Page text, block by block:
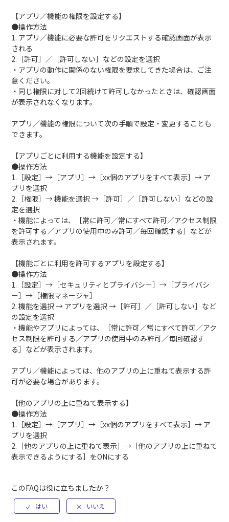
【アプリ／機能の権限を設定する】
●操作方法
1. アプリ／機能に必要な許可をリクエストする確認画面が表示
される
2.［許可］／［許可しない］などの設定を選択
・アプリの動作に関係のない権限を要求してきた場合は、ご注
意ください。
・同じ権限に対して2回続けて許可しなかったときは、確認画面
が表示されなくなります。
アプリ／機能の権限について次の手順で設定・変更することも
できます。
【アプリごとに利用する機能を設定する】
●操作方法
1.［設定］→［アプリ］→［xx個のアプリをすべて表示］→ ア
プリを選択
2.［権限］→ 機能を選択 →［許可］／［許可しない］などの設
定を選択
・機能によっては、［常に許可／常にすべて許可／アクセス制限
を許可する／アプリの使用中のみ許可／毎回確認する］などが
表示されます。
【機能ごとに利用を許可するアプリを設定する】
●操作方法
1.［設定］→［セキュリティとプライバシー］→［プライバシ
ー］→［権限マネージャ］
2. 機能を選択 → アプリを選択 →［許可］／［許可しない］など
の設定を選択
・機能やアプリによっては、［常に許可／常にすべて許可／アク
セス制限を許可する／アプリの使用中のみ許可／毎回確認す
る］などが表示されます。
アプリ／機能によっては、他のアプリの上に重ねて表示する許
可が必要な場合があります。
【他のアプリの上に重ねて表示する】
●操作方法
1.［設定］→［アプリ］→［xx個のアプリをすべて表示］→ ア
プリを選択
2.［他のアプリの上に重ねて表示］→［他のアプリの上に重ねて
表示できるようにする］をONにする
このFAQは役に立ちましたか？